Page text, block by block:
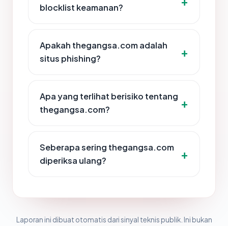
blocklist keamanan?
Apakah thegangsa.com adalah
situs phishing?
Apa yang terlihat berisiko tentang
thegangsa.com?
Seberapa sering thegangsa.com
diperiksa ulang?
Laporan ini dibuat otomatis dari sinyal teknis publik. Ini bukan